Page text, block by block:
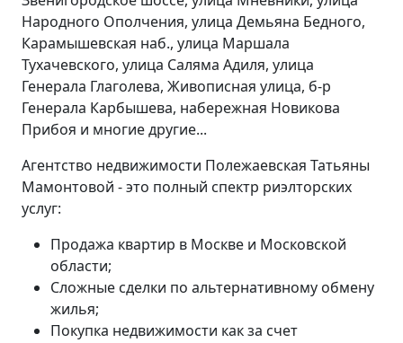
Народного Ополчения, улица Демьяна Бедного,
Карамышевская наб., улица Маршала
Тухачевского, улица Саляма Адиля, улица
Генерала Глаголева, Живописная улица, б-р
Генерала Карбышева, набережная Новикова
Прибоя и многие другие...
Агентство недвижимости Полежаевская Татьяны
Мамонтовой - это полный спектр риэлторских
услуг:
Продажа квартир в Москве и Московской
области;
Сложные сделки по альтернативному обмену
жилья;
Покупка недвижимости как за счет